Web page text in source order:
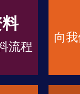
流程
向